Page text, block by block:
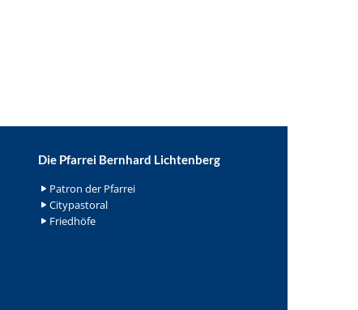
Die Pfarrei Bernhard Lichtenberg
Patron der Pfarrei
Citypastoral
Friedhöfe